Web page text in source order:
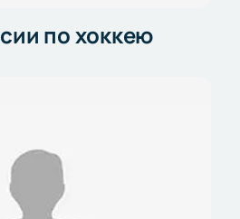
по хоккею